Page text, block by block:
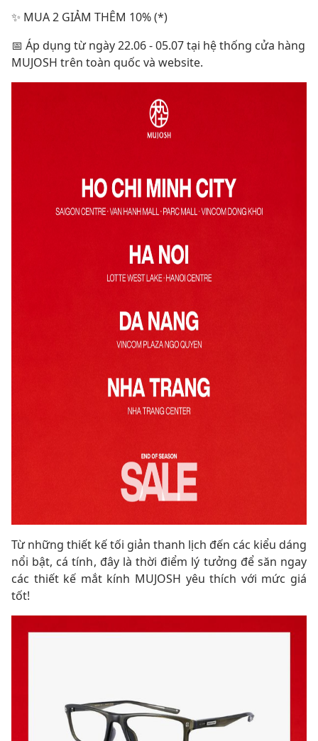
✨ MUA 2 GIẢM THÊM 10% (*)
📅 Áp dụng từ ngày 22.06 - 05.07 tại hệ thống cửa hàng
MUJOSH trên toàn quốc và website.
Từ những thiết kế tối giản thanh lịch đến các kiểu dáng
nổi bật, cá tính, đây là thời điểm lý tưởng để săn ngay
các thiết kế mắt kính MUJOSH yêu thích với mức giá
tốt!